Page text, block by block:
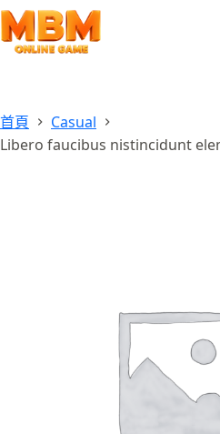
跳
至
容
首頁
Casual
Libero faucibus nistincidunt